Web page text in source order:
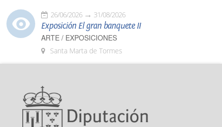
26/06/2026 31/08/2026
Exposición El gran banquete II
ARTE / EXPOSICIONES
Santa Marta de Tormes